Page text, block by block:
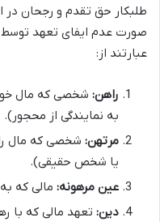
طلبکار حق تقدم و رجحان در
صورت عدم ایفای تعهد
عبارتند از:
راهن: شخصی که مال خود
به نمایندگی از محجور).
مرتهن: شخصی که مال را
یا شخص حقیقی).
عین مرهونه: مالی که
دین: تعهد مالی که با